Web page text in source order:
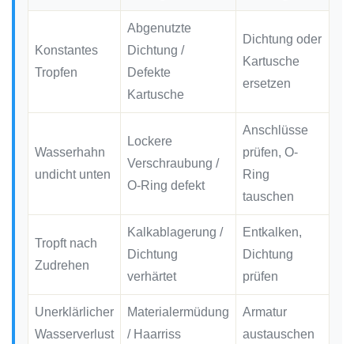
Konstantes
Tropfen
Abgenutzte
Dichtung /
Defekte
Kartusche
Dichtung oder
Kartusche
ersetzen
Wasserhahn
undicht unten
Lockere
Verschraubung /
O-Ring defekt
Anschlüsse
prüfen, O-
Ring
tauschen
Tropft nach
Zudrehen
Kalkablagerung /
Dichtung
verhärtet
Entkalken,
Dichtung
prüfen
Unerklärlicher
Wasserverlust
Materialermüdung
/ Haarriss
Armatur
austauschen